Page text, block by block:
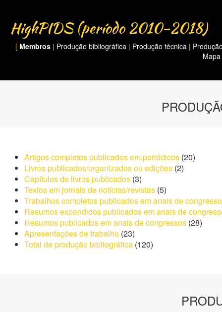
HighPIDS (período 2010-2018)
[ Membros | Produção bibliográfica | Produção técnica |
Artigos completos publicados em periódicos (20)
Livros publicados/organizados ou edições (2)
Capítulos de livros publicados (3)
Textos em jornais de notícias/revistas (5)
Trabalhos completos publicados em anais de
Resumos expandidos publicados em anais de
Resumos publicados em anais de congressos (28)
Apresentações de trabalho (23)
Total de produção bibliográfica (120)